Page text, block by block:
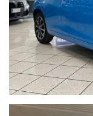
ColoreBlu ciano
tessuto neri.
Auto completa di:
Capotte in
Telecamera